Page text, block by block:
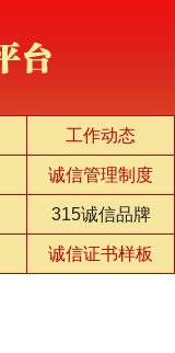
工作动态
诚信管理制度
315诚信品牌
诚信证书样板